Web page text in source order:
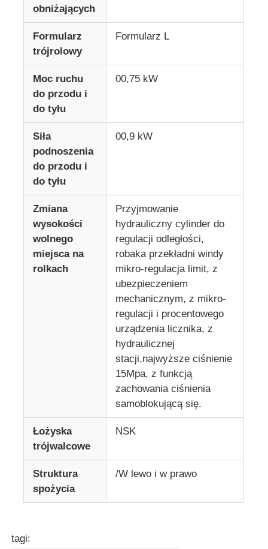
Maszyna do kalandru rolowego
obniżających
Formularz
trójrolowy
Formularz L
Moc ruchu
do przodu i
do tyłu
00,75 kW
Siła
podnoszenia
do przodu i
do tyłu
00,9 kW
Zmiana
wysokości
wolnego
miejsca na
rolkach
Przyjmowanie
hydrauliczny cylinder do
regulacji odległości,
robaka przekładni windy
mikro-regulacja limit, z
ubezpieczeniem
mechanicznym, z mikro-
regulacji i procentowego
urządzenia licznika, z
hydraulicznej
stacji,najwyższe ciśnienie
15Mpa, z funkcją
zachowania ciśnienia
samoblokującą się.
Łożyska
trójwalcowe
NSK
Struktura
spożycia
/W lewo i w prawo
tagi: